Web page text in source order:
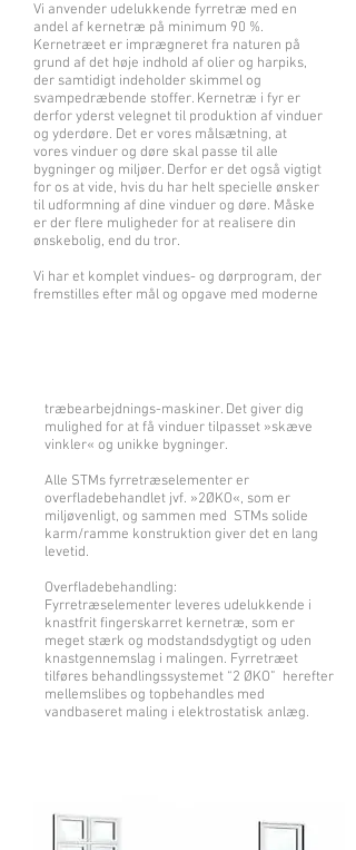
Vi anvender udelukkende fyrretræ med en
andel af kernetræ på minimum 90 %.
Kernetræet er imprægneret fra naturen på
grund af det høje indhold af olier og harpiks,
der samtidigt indeholder skimmel og
svampedræbende stoffer. Kernetræ i fyr er
derfor yderst velegnet til produktion af vinduer
og yderdøre. Det er vores målsætning, at
vores vinduer og døre skal passe til alle
bygninger og miljøer. Derfor er det også vigtigt
for os at vide, hvis du har helt specielle ønsker
til udformning af dine vinduer og døre. Måske
er der flere muligheder for at realisere din
ønskebolig, end du tror.
Vi har et komplet vindues- og dørprogram, der
fremstilles efter mål og opgave med moderne
træbearbejdnings-maskiner. Det giver dig
mulighed for at få vinduer tilpasset »skæve
vinkler« og unikke bygninger.
Alle STMs fyrretræselementer er
overfladebehandlet jvf. »2ØKO«, som er
miljøvenligt, og sammen med STMs solide
karm/ramme konstruktion giver det en lang
levetid.
Overfladebehandling:
Fyrretræselementer leveres udelukkende i
knastfrit fingerskarret kernetræ, som er
meget stærk og modstandsdygtigt og uden
knastgennemslag i malingen. Fyrretræet
tilføres behandlingssystemet “2 ØKO” herefter
mellemslibes og topbehandles med
vandbaseret maling i elektrostatisk anlæg.